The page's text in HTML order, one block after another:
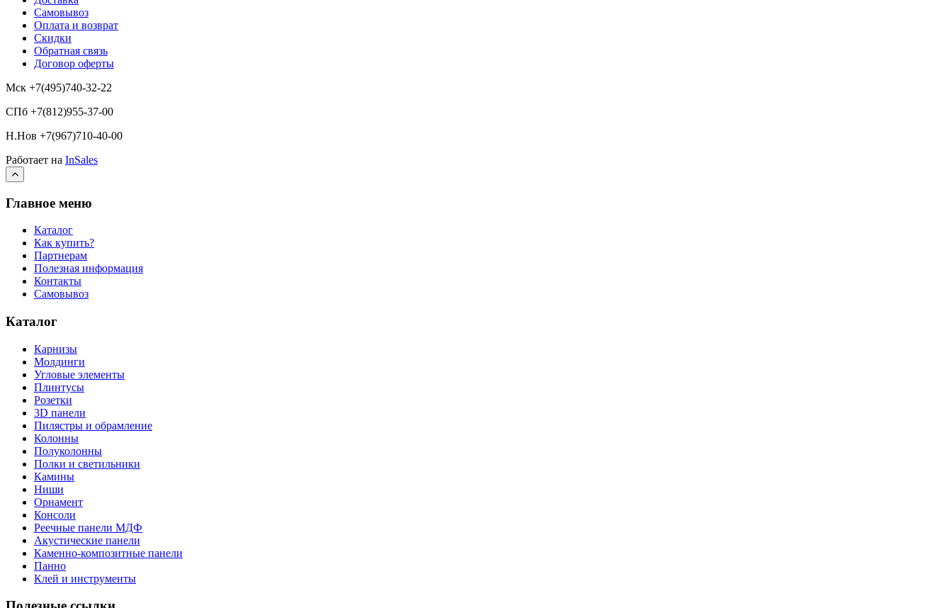
Самовывоз
Оплата и возврат
Скидки
Обратная связь
Договор оферты
Мск +7(495)740-32-22
СПб +7(812)955-37-00
Н.Нов +7(967)710-40-00
Работает на InSales
Главное меню
Каталог
Как купить?
Партнерам
Полезная информация
Контакты
Самовывоз
Каталог
Карнизы
Молдинги
Угловые элементы
Плинтусы
Розетки
3D панели
Пилястры и обрамление
Колонны
Полуколонны
Полки и светильники
Камины
Ниши
Орнамент
Консоли
Реечные панели МДФ
Акустические панели
Каменно-композитные панели
Панно
Клей и инструменты